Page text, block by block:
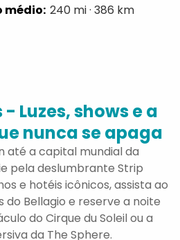
240 mi · 386 km
- Luzes, shows e a
nunca se apaga
até a capital mundial da
pela deslumbrante Strip
e hotéis icônicos, assista ao
do Bellagio e reserve a noite
do Cirque du Soleil ou a
da The Sphere.